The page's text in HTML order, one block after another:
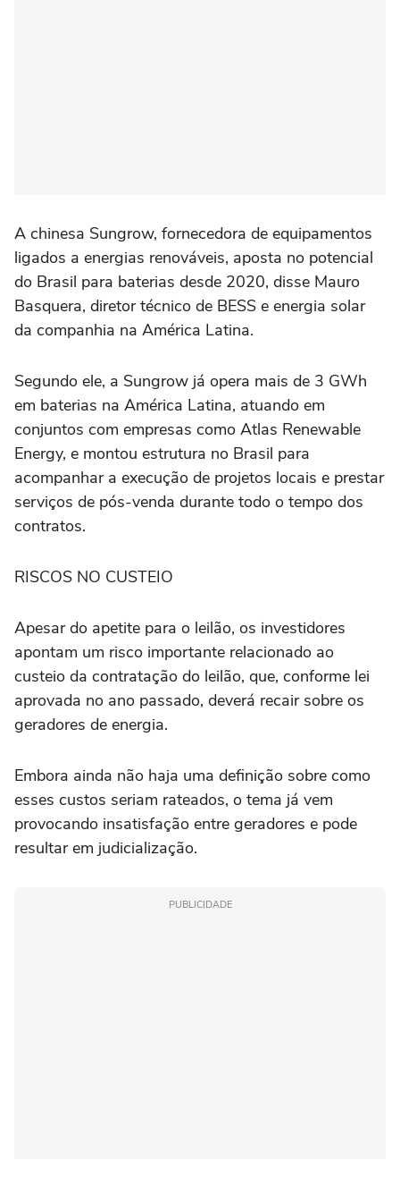
A chinesa Sungrow, fornecedora de equipamentos
ligados a energias renováveis, aposta no potencial
do Brasil para baterias desde ‌2020, disse Mauro
Basquera, diretor técnico de BESS e energia solar
da companhia na América Latina.
Segundo ele, a Sungrow já opera mais de 3 GWh
em baterias na América Latina, atuando em
conjuntos com empresas ⁠como Atlas Renewable
Energy, e montou estrutura no Brasil para
acompanhar a execução de projetos locais e prestar
serviços de pós-venda durante todo o tempo dos
contratos.
RISCOS NO CUSTEIO
Apesar do apetite para o leilão, os investidores
apontam um risco importante relacionado ao
custeio da contratação do leilão, que, conforme lei
aprovada no ano passado, deverá recair sobre os
geradores de energia.
Embora ainda não haja uma definição sobre como
esses custos seriam rateados, o tema já vem
provocando insatisfação entre geradores e pode
resultar em judicialização.
PUBLICIDADE